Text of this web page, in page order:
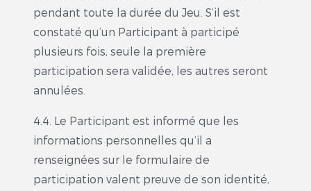
pendant toute la durée du Jeu. S’il est
constaté qu’un Participant à participé
plusieurs fois, seule la première
participation sera validée, les autres seront
annulées.
4.4. Le Participant est informé que les
informations personnelles qu’il a
renseignées sur le formulaire de
participation valent preuve de son identité,